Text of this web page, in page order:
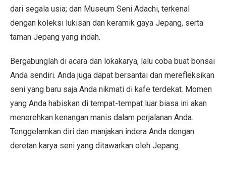
dari segala usia; dan Museum Seni Adachi, terkenal
dengan koleksi lukisan dan keramik gaya Jepang, serta
taman Jepang yang indah.
Bergabunglah di acara dan lokakarya, lalu coba buat bonsai
Anda sendiri. Anda juga dapat bersantai dan merefleksikan
seni yang baru saja Anda nikmati di kafe terdekat. Momen
yang Anda habiskan di tempat-tempat luar biasa ini akan
menorehkan kenangan manis dalam perjalanan Anda.
Tenggelamkan diri dan manjakan indera Anda dengan
deretan karya seni yang ditawarkan oleh Jepang.